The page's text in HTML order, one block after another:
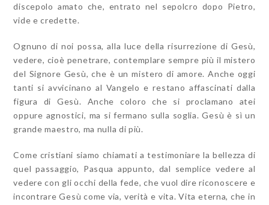
discepolo amato che, entrato nel sepolcro dopo Pietro,
vide e credette.
Ognuno di noi possa, alla luce della risurrezione di Gesù,
vedere, cioè penetrare, contemplare sempre più il mistero
del Signore Gesù, che è un mistero di amore. Anche oggi
tanti si avvicinano al Vangelo e restano affascinati dalla
figura di Gesù. Anche coloro che si proclamano atei
oppure agnostici, ma si fermano sulla soglia. Gesù è sì un
grande maestro, ma nulla di più.
Come cristiani siamo chiamati a testimoniare la bellezza di
quel passaggio, Pasqua appunto, dal semplice vedere al
vedere con gli occhi della fede, che vuol dire riconoscere e
incontrare Gesù come via, verità e vita. Vita eterna, che in